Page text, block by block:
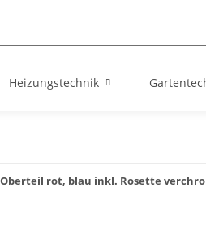
Heizungstechnik
rot, blau inkl. Rosette